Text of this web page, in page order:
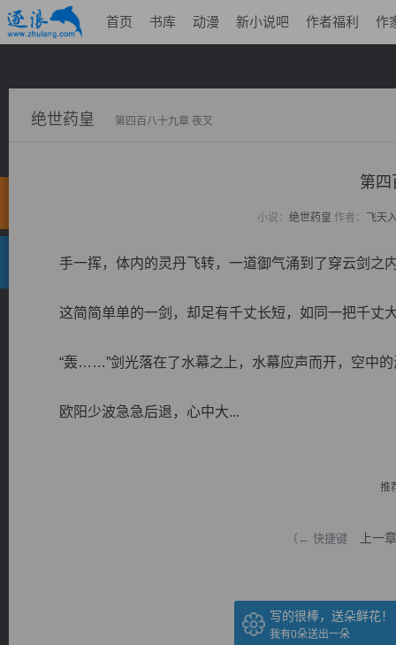
首页 书库 动漫 新小说吧 作者福利 作
绝世药皇 第四百八十九章 夜叉
第四
小说： 绝世药皇 作者： 飞天
手一挥，体内的灵丹飞转，一道御气涌到了穿云剑之
这简简单单的一剑，却足有千丈长短，如同一把千丈
“轰……”剑光落在了水幕之上，水幕应声而开，空中的
欧阳少波急急后退，心中大...
推
（← 快捷键 上一章
写的很棒，送朵鲜花！
我有0朵送出一朵